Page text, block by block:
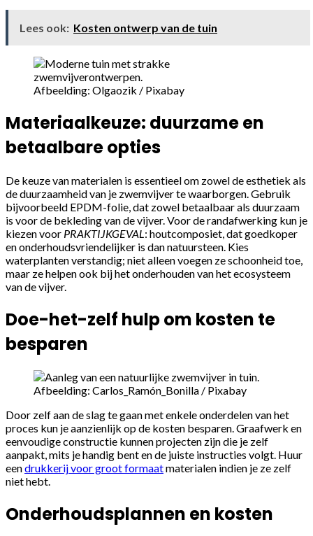
Lees ook: Kosten ontwerp van de tuin
Afbeelding: Olgaozik / Pixabay
Materiaalkeuze: duurzame en
betaalbare opties
De keuze van materialen is essentieel om zowel de esthetiek als
de duurzaamheid van je zwemvijver te waarborgen. Gebruik
bijvoorbeeld EPDM-folie, dat zowel betaalbaar als duurzaam
is voor de bekleding van de vijver. Voor de randafwerking kun je
kiezen voor PRAKTIJKGEVAL: houtcomposiet, dat goedkoper
en onderhoudsvriendelijker is dan natuursteen. Kies
waterplanten verstandig; niet alleen voegen ze schoonheid toe,
maar ze helpen ook bij het onderhouden van het ecosysteem
van de vijver.
Doe-het-zelf hulp om kosten te
besparen
Afbeelding: Carlos_Ramón_Bonilla / Pixabay
Door zelf aan de slag te gaan met enkele onderdelen van het
proces kun je aanzienlijk op de kosten besparen. Graafwerk en
eenvoudige constructie kunnen projecten zijn die je zelf
aanpakt, mits je handig bent en de juiste instructies volgt. Huur
eendrukkerij voor groot formaatmaterialen indien je ze zelf
niet hebt.
Onderhoudsplannen en kosten